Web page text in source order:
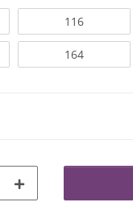
116
164